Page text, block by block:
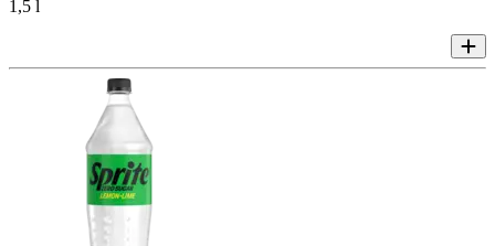
1,5 l